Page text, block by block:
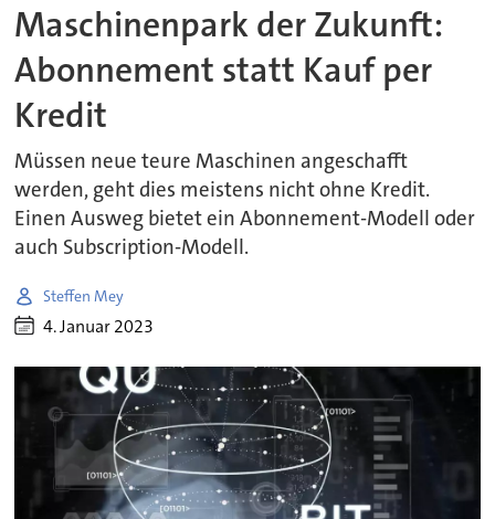
Maschinenpark der Zukunft:
Abonnement statt Kauf per
Kredit
Müssen neue teure Maschinen angeschafft
werden, geht dies meistens nicht ohne Kredit.
Einen Ausweg bietet ein Abonnement-Modell oder
auch Subscription-Modell.
Steffen Mey
4. Januar 2023